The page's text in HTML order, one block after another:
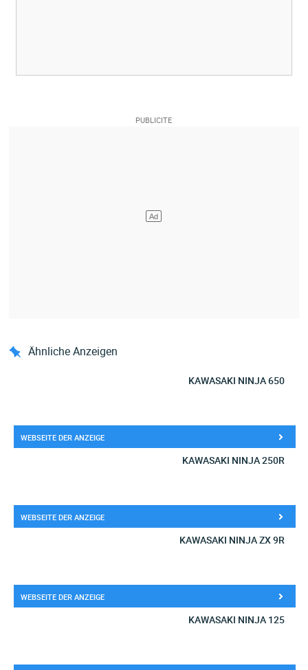
Ähnliche Anzeigen
KAWASAKI NINJA 650
WEBSEITE DER ANZEIGE
KAWASAKI NINJA 250R
WEBSEITE DER ANZEIGE
KAWASAKI NINJA ZX 9R
WEBSEITE DER ANZEIGE
KAWASAKI NINJA 125